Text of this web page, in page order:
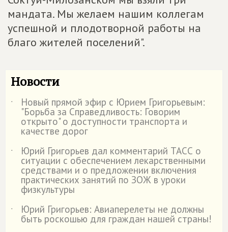
мандата. Мы желаем нашим коллегам
успешной и плодотворной работы на
благо жителей поселений".
Новости
˙ Новый прямой эфир с Юрием Григорьевым:
"Борьба за Справедливость: Говорим
открыто" о доступности транспорта и
качестве дорог
˙
Юрий Григорьев дал комментарий ТАСС о
ситуации с обеспечением лекарственными
средствами и о предложении включения
практических занятий по ЗОЖ в уроки
физкультуры
˙
Юрий Григорьев: Авиаперелеты не должны
быть роскошью для граждан нашей страны!